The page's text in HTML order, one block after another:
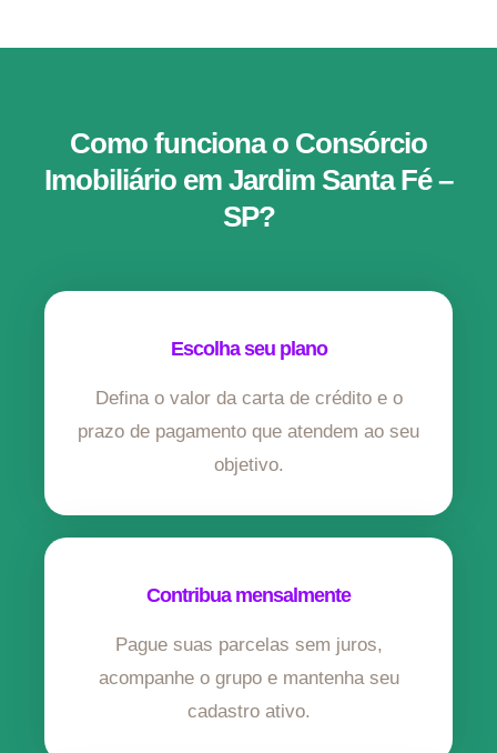
Como funciona o Consórcio
Imobiliário em Jardim Santa Fé –
SP?
Escolha seu plano
Defina o valor da carta de crédito e o
prazo de pagamento que atendem ao seu
objetivo.
Contribua mensalmente
Pague suas parcelas sem juros,
acompanhe o grupo e mantenha seu
cadastro ativo.